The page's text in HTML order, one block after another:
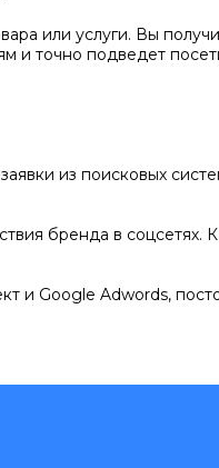
или услуги. Вы
и точно подведет
из поисковых
бренда в соцсетях.
и Google Adwords,